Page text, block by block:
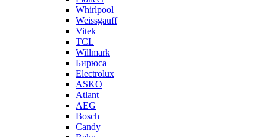
Whirlpool
Weissgauff
Vitek
TCL
Willmark
Бирюса
Electrolux
ASKO
Atlant
AEG
Bosch
Candy